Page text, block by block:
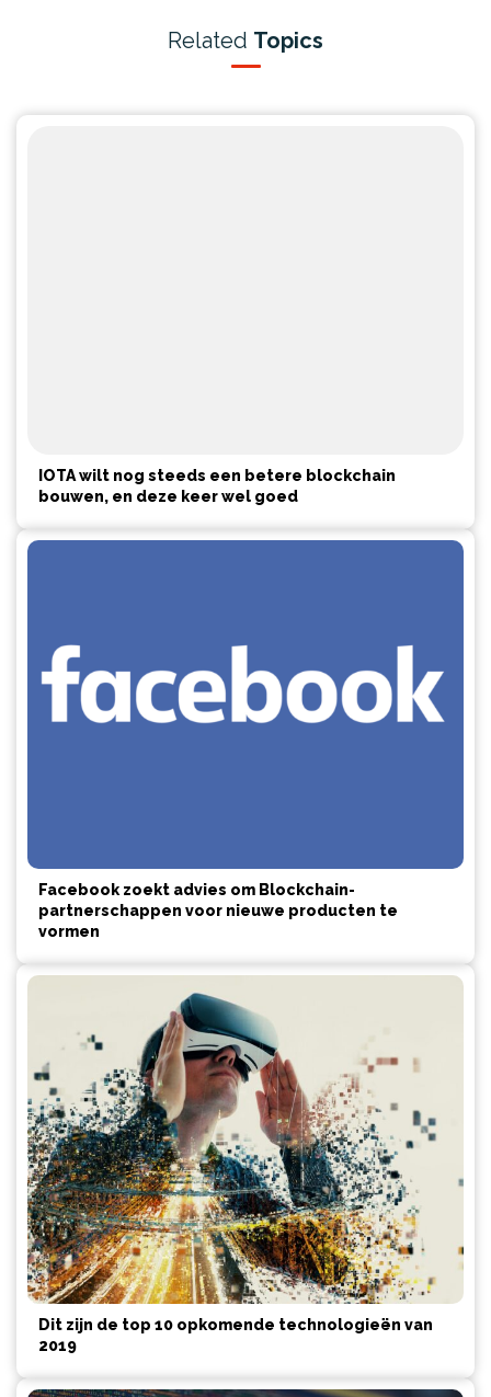
Related Topics
IOTA wilt nog steeds een betere blockchain
bouwen, en deze keer wel goed
Facebook zoekt advies om Blockchain-
partnerschappen voor nieuwe producten te
vormen
Dit zijn de top 10 opkomende technologieën van
2019